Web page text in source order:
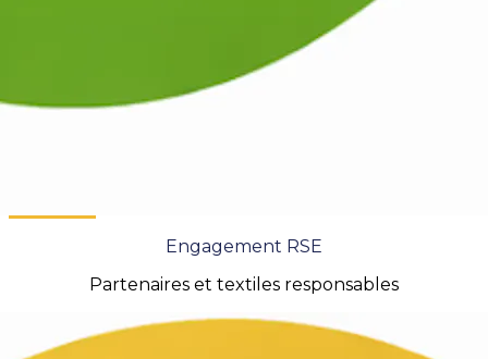
Engagement RSE
Partenaires et textiles responsables